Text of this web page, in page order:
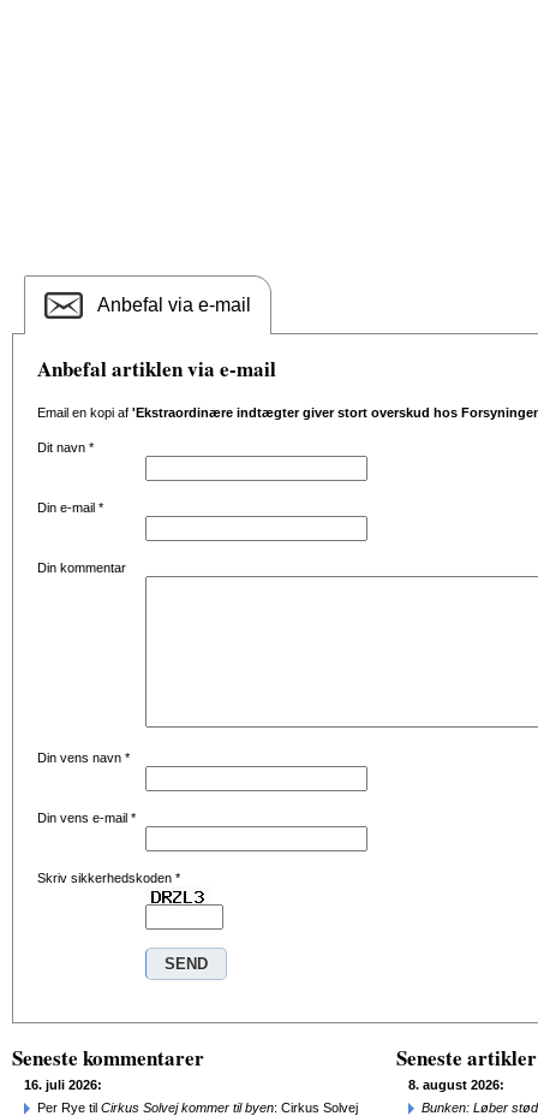
Anbefal via e-mail
Anbefal artiklen via e-mail
Email en kopi af 'Ekstraordinære indtægter giver stort overskud hos
Dit navn *
Din e-mail *
Din kommentar
Din vens navn *
Din vens e-mail *
Skriv sikkerhedskoden *
Seneste kommentarer
16. juli 2026:
Per Rye til Cirkus Solvej kommer til byen: Cirkus Solvej
Seneste artikler
8. august 2026:
Bunken: Løber